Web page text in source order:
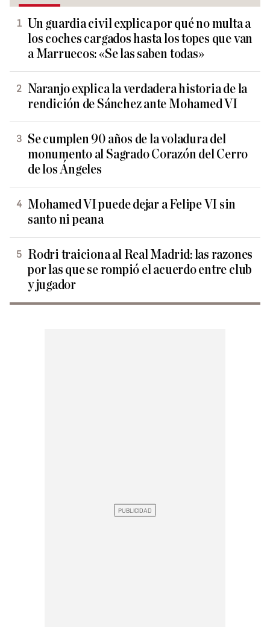
Un guardia civil explica por qué no multa a
los coches cargados hasta los topes que van
a Marruecos: «Se las saben todas»
Naranjo explica la verdadera historia de la
rendición de Sánchez ante Mohamed VI
Se cumplen 90 años de la voladura del
monumento al Sagrado Corazón del Cerro
de los Ángeles
Mohamed VI puede dejar a Felipe VI sin
santo ni peana
Rodri traiciona al Real Madrid: las razones
por las que se rompió el acuerdo entre club
y jugador